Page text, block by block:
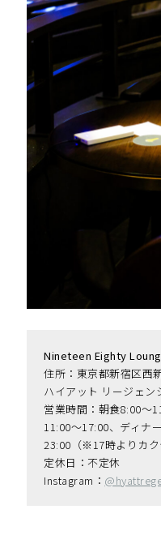
Nineteen Eighty
住所：東京都新宿区西
ハイアット リージェン
営業時間：朝食8:00〜
11:00〜17:00、ディナ
23:00（※17時よりカク
定休日：不定休
Instagram：